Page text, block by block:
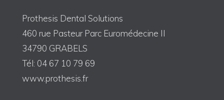
Prothesis Dental Solutions
460 rue Pasteur Parc Euromédecine II
34790 GRABELS
Tél: 04 67 10 79 69
www.prothesis.fr